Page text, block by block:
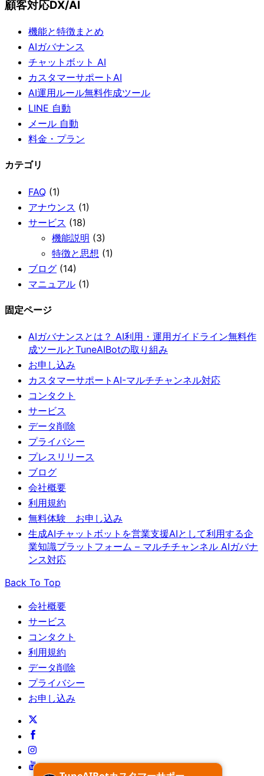
顧客対応DX/AI
機能と特徴まとめ
AIガバナンス
チャットボット AI
カスタマーサポートAI
AI運用ルール無料作成ツール
LINE 自動
メール 自動
料金・プラン
カテゴリ
FAQ (1)
アナウンス (1)
サービス (18)
機能説明 (3)
特徴と思想 (1)
ブログ (14)
マニュアル (1)
固定ページ
AIガバナンスとは？ AI利用・運用ガイドライン無料作
成ツールとTuneAIBotの取り組み
お申し込み
カスタマーサポートAI-マルチチャンネル対応
コンタクト
サービス
データ削除
プライバシー
プレスリリース
ブログ
会社概要
利用規約
無料体験 お申し込み
生成AIチャットボットを営業支援AIとして利用する企
業知識プラットフォーム – マルチチャンネル AIガバナ
ンス対応
Back To Top
会社概要
サービス
コンタクト
利用規約
データ削除
プライバシー
お申し込み